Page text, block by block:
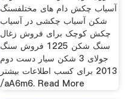
آسیاب چکش دام های مختلفسنگ
شکن آسیاب چکشی در آسیاب
چکش کوچک برای فروش زغال
سنگ شکن 1225 ‫فروش سنگ
شکن سيار دست دوم‬‎ 3 جولای
2013 برای کسب اطلاعات بیشتر
/aA6m6. Read More